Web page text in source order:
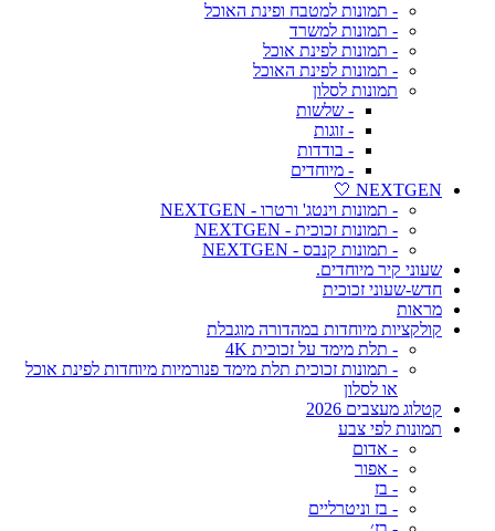
- תמונות למטבח ופינת האוכל
- תמונות למשרד
- תמונות לפינת אוכל
- תמונות לפינת האוכל
תמונות לסלון
- שלשות
- זוגות
- בודדות
- מיוחדים
NEXTGEN 🤍
- תמונות וינטג' ורטרו - NEXTGEN
- תמונות זכוכית - NEXTGEN
- תמונות קנבס - NEXTGEN
שעוני קיר מיוחדים.
חדש-שעוני זכוכית
מראות
קולקציות מיוחדות במהדורה מוגבלת
- תלת מימד על זכוכית 4K
- תמונות זכוכית תלת מימד פנורמיות מיוחדות לפינת אוכל
או לסלון
קטלוג מעצבים 2026
תמונות לפי צבע
- אדום
- אפור
- בז
- בז וניטרליים